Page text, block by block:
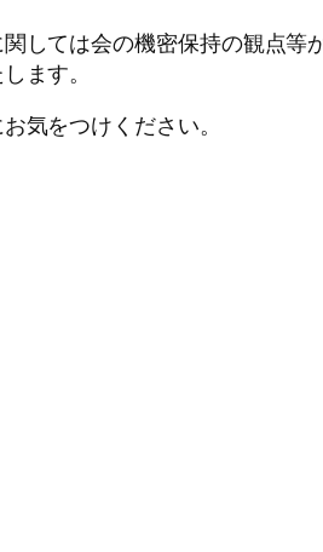
しては会の機密保持の観点
ます。
気をつけください。